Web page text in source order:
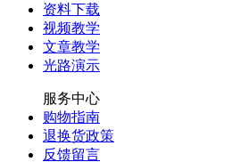
资料下载
视频教学
文章教学
光路演示
服务中心
购物指南
退换货政策
反馈留言